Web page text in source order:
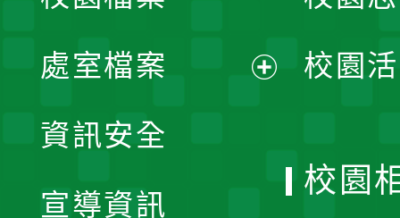
單
處室檔案
資訊安全
宣導資訊
校園
校園